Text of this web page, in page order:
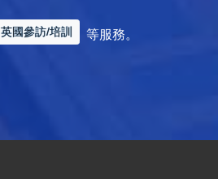
英國參訪/培訓 等服務。